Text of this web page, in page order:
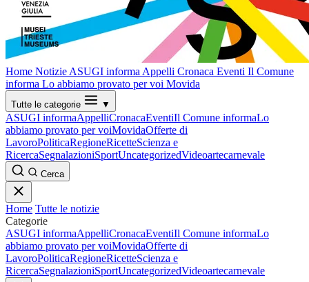
Home Notizie ASUGI informa Appelli Cronaca Eventi Il Comune
informa Lo abbiamo provato per voi Movida
Tutte le categorie ▼
ASUGI informaAppelliCronacaEventiIl Comune informaLo
abbiamo provato per voiMovidaOfferte di
LavoroPoliticaRegioneRicetteScienza e
RicercaSegnalazioniSportUncategorizedVideoartecarnevale
Cerca
Home Tutte le notizie
Categorie
ASUGI informaAppelliCronacaEventiIl Comune informaLo
abbiamo provato per voiMovidaOfferte di
LavoroPoliticaRegioneRicetteScienza e
RicercaSegnalazioniSportUncategorizedVideoartecarnevale